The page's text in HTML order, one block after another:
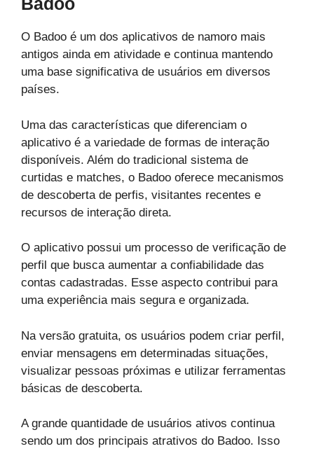
O Badoo é um dos aplicativos de namoro mais
antigos ainda em atividade e continua mantendo
uma base significativa de usuários em diversos
países.
Uma das características que diferenciam o
aplicativo é a variedade de formas de interação
disponíveis. Além do tradicional sistema de
curtidas e matches, o Badoo oferece mecanismos
de descoberta de perfis, visitantes recentes e
recursos de interação direta.
O aplicativo possui um processo de verificação de
perfil que busca aumentar a confiabilidade das
contas cadastradas. Esse aspecto contribui para
uma experiência mais segura e organizada.
Na versão gratuita, os usuários podem criar perfil,
enviar mensagens em determinadas situações,
visualizar pessoas próximas e utilizar ferramentas
básicas de descoberta.
A grande quantidade de usuários ativos continua
sendo um dos principais atrativos do Badoo. Isso